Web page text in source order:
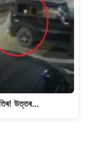
উত্তৰ…